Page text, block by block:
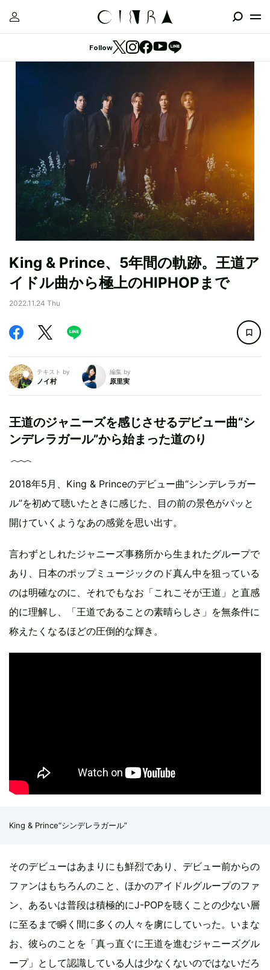
Follow
King & Prince、5年間の軌跡。王道ア
イドル曲から極上のHIPHOPまで
2022.11.24 Thu
テキスト by
ノイ村
編集 by
原里実
王道のジャニーズを感じさせるデビュー曲“シ
ンデレラガール”から始まった道のり
2018年5月、King & Princeのデビュー曲“シンデレラガー
ル”を初めて聴いたときに感じた、目の前の景色がパッと
開けていくようなあの感覚を思い出す。
言わずとしれたジャニーズ事務所から生まれたグループで
あり、日本のポップミュージックのド真ん中を狙っている
のは明確なのに、それでもなお「これこそが王道」と直感
的に理解し、「王道であることの素晴らしさ」を無条件に
称えたくなるほどの圧倒的な輝き。
King & Prince“シンデレラガール”
そのデビューはあまりにも鮮烈であり、デビュー前からの
ファンはもちろんのこと、ほかのアイドルグループのファ
ン、あるいは普段は積極的にJ-POPを聴くことの少ない層
に至るまで瞬く間に多くの人々を虜にしていった。いまな
お、彼らのことを「真っ直ぐに王道を進むジャニーズグル
ープ」として認識している人は少なくないのではないだろ